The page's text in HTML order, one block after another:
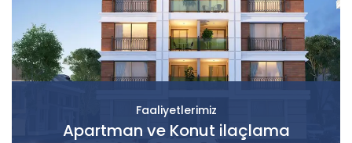
Faaliyetlerimiz
Apartman ve Konut ilaçlama